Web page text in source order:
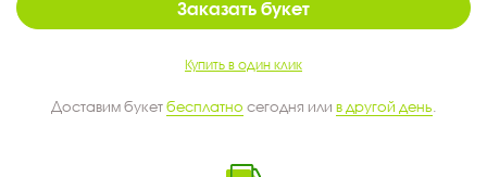
Заказать букет
Купить в один клик
Доставим букетбесплатно сегодня или в другой день